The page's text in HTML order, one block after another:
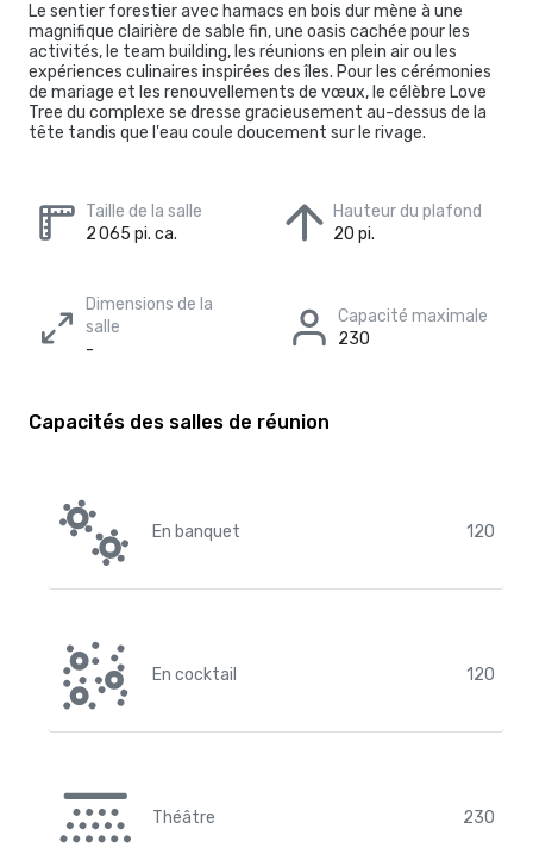
Le sentier forestier avec hamacs en bois dur mène à une
magnifique clairière de sable fin, une oasis cachée pour les
activités, le team building, les réunions en plein air ou les
expériences culinaires inspirées des îles. Pour les cérémonies
de mariage et les renouvellements de vœux, le célèbre Love
Tree du complexe se dresse gracieusement au-dessus de la
tête tandis que l'eau coule doucement sur le rivage.
Taille de la salle
2 065 pi. ca.
Hauteur du plafond
20 pi.
Dimensions de la
salle
-
Capacité maximale
230
Capacités des salles de réunion
En banquet 120
En cocktail 120
Théâtre 230